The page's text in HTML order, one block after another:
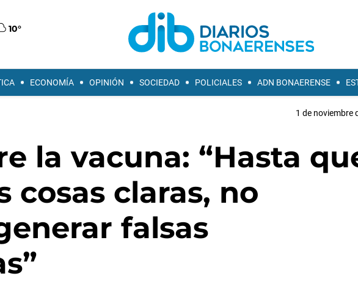
10°
ECONOMÍA OPINIÓN SOCIEDAD POLICIALES ADN BONAERENSE
1 de noviembre
la vacuna: “Hasta
cosas claras, no
falsas